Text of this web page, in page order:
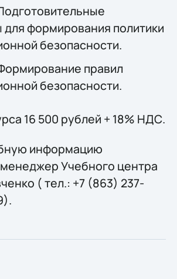
формирования политики
безопасности.
правил
безопасности.
16 500 рублей + 18% НДС.
информацию
Учебного центра
( тел.: +7 (863) 237-